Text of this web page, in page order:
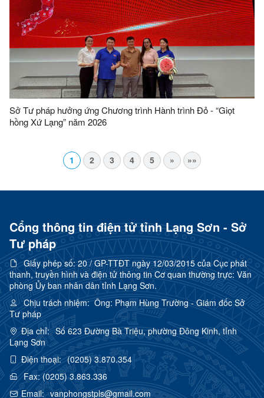
Sở Tư pháp hưởng ứng Chương trình Hành trình Đỏ - “Giọt
hồng Xứ Lạng” năm 2026
1 2 3 4 5 » »»
Cổng thông tin điện tử tỉnh Lạng Sơn - Sở
Tư pháp
Giấy phép số:20 / GP-TTĐT ngày 12/03/2015 của Cục phát
thanh, truyền hình và điện tử thông tin Cơ quan thường trực: Văn
phòng Ủy ban nhân dân tỉnh Lạng Sơn.
Chịu trách nhiệm:Ông: Phạm Hùng Trường - Giám đốc Sở
Tư pháp
Địa chỉ: Số 623 Đường Bà Triệu, phường Đông Kinh, tỉnh
Lạng Sơn
Điện thoại: (0205) 3.870.354
Fax:(0205) 3.863.336
Email: vanphongstpls@gmail.com